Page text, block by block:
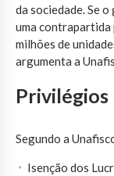
da sociedade. Se
uma contrapartida
milhões de
argumenta a
Privilégios
Segundo a
Isenção dos